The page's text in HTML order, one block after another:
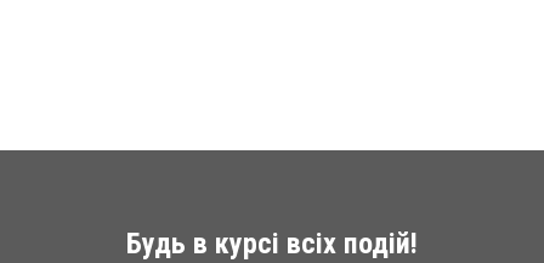
Будь в курсі всіх подій!